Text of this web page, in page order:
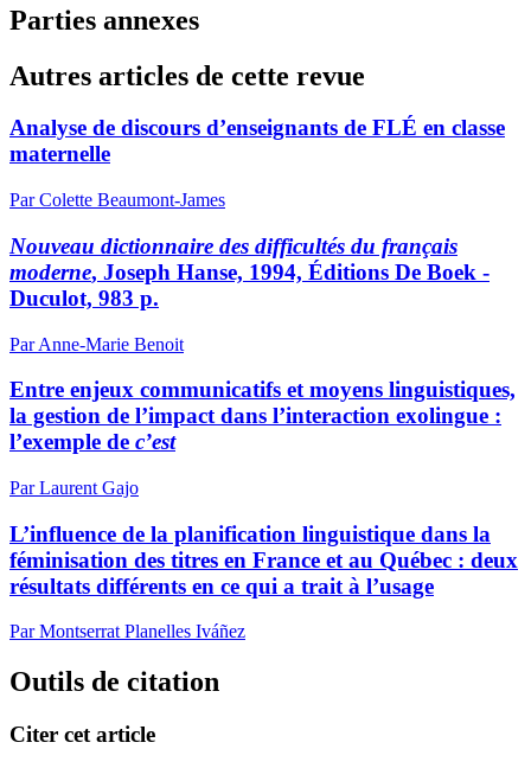
Parties annexes
Autres articles de cette revue
Analyse de discours d’enseignants de FLÉ en classe
maternelle
Par Colette Beaumont-James
Nouveau dictionnaire des difficultés du français
moderne, Joseph Hanse, 1994, Éditions De Boek -
Duculot, 983 p.
Par Anne-Marie Benoit
Entre enjeux communicatifs et moyens linguistiques,
la gestion de l’impact dans l’interaction exolingue :
l’exemple de c’est
Par Laurent Gajo
L’influence de la planification linguistique dans la
féminisation des titres en France et au Québec : deux
résultats différents en ce qui a trait à l’usage
Par Montserrat Planelles Iváñez
Outils de citation
Citer cet article